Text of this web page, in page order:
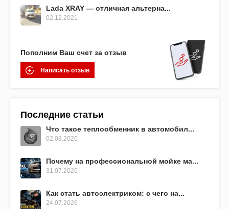
Lada XRAY — отличная альтерна...
02.12.2021
Пополним Ваш счет за отзыв
Написать отзыв
Последние статьи
Что такое теплообменник в автомобил...
02.08.2026
Почему на профессиональной мойке ма...
31.07.2026
Как стать автоэлектриком: с чего на...
24.07.2026